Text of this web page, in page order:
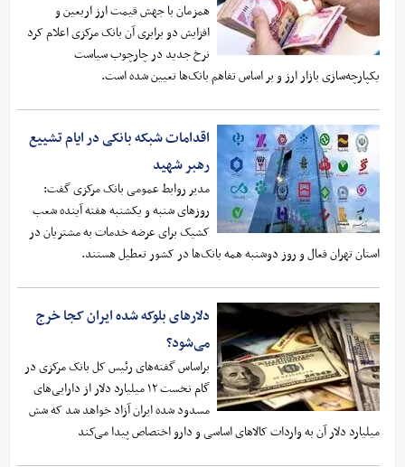
همزمان با جهش قیمت ارز اربعین و
افزایش دو برابری آن بانک مرکزی اعلام کرد
نرخ جدید در چارچوب سیاست
یکپارچه‌سازی بازار ارز و بر اساس تفاهم بانک‌ها تعیین شده است.
اقدامات شبکه بانکی در ایام تشییع
رهبر شهید
مدیر روابط عمومی بانک مرکزی گفت:
روز‌های شنبه و یکشنبه هفته آینده شعب
کشیک برای عرضه خدمات به مشتریان در
استان تهران فعال و روز دوشنبه همه بانک‌ها در کشور تعطیل هستند.
دلارهای بلوکه شده ایران کجا خرج
می‌شود؟
براساس گفته‌های رئیس کل بانک مرکزی در
گام نخست ۱۲ میلیارد دلار از دارایی‌های
مسدود شده ایران آزاد خواهد شد که شش
میلیارد دلار آن به واردات کالاهای اساسی و دارو اختصاص پیدا می‌کند